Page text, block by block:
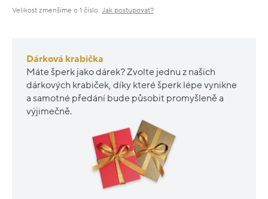
Velikost zmenšíme o 1 číslo. Jak postupovat?
Dárková krabička
Máte šperk jako dárek? Zvolte jednu z našich
dárkových krabiček, díky které šperk lépe vynikne
a samotné předání bude působit promyšleně a
výjimečně.